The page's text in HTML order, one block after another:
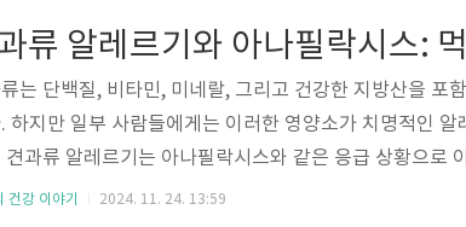
다. 급성 장염은 종종 응급 상황..
는 단백질, 비타민, 미네랄, 그리고 건강한 지방산을 포
하지만 일부 사람들에게는 이러한 영양소가 치명적인
견과류 알레르기는 아나필락시스와 같은 응급 상황으로
. 알레르기는 주로 면역 체계가 특정 단백질을 해롭다고
건강 이야기 2024. 11. 24. 13:59